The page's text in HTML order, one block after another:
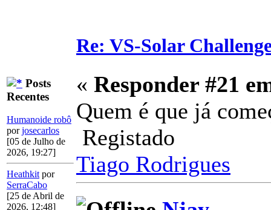
Posts
Recentes
Humanoide robô
porjosecarlos
[05 de Julho de
2026, 19:27]
Heathkit por
SerraCabo
[25 de Abril de
2026, 12:48]
Re: VS-Solar
« Responder #21
Quem é que já
Registado
Tiago Rodrigues